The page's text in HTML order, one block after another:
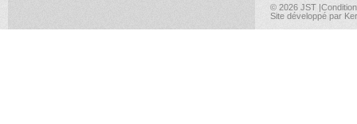
© 2026 JST
Site développé par